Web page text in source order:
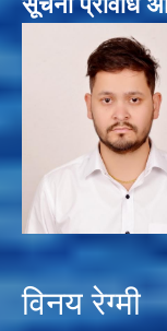
विनय रेग्मी